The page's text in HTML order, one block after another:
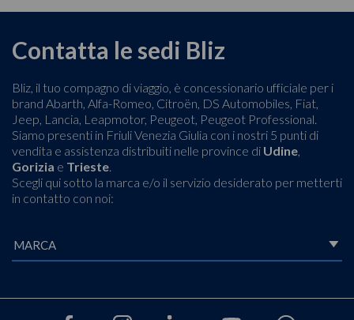
Contatta le sedi Bliz
Bliz, il tuo compagno di viaggio, è concessionario ufficiale per i
brand Abarth, Alfa-Romeo, Citroën, DS Automobiles, Fiat,
Jeep, Lancia, Leapmotor, Peugeot, Peugeot Professional.
Siamo presenti in Friuli Venezia Giulia con i nostri 5 punti di
vendita e assistenza distribuiti nelle province di Udine,
Gorizia e Trieste.
Scegli qui sotto la marca e/o il servizio desiderato per metterti
in contatto con noi: